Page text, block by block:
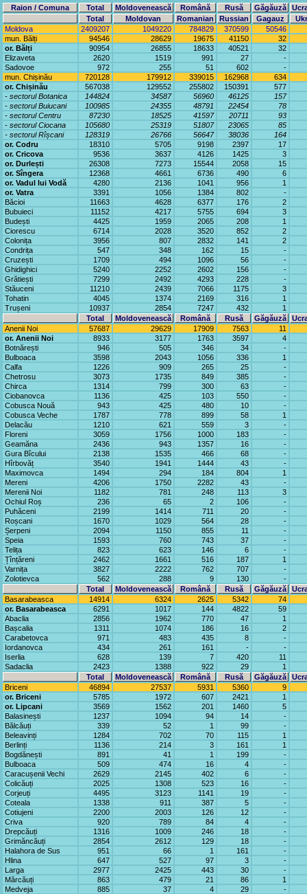
Raion / Comuna Total Moldovenească Română Rusă Găgăuză
Total
Moldovan Romanian Russian Gagauz
Moldova
2409207 1049220 784829 370599
50546
mun. Bălți
94546 28629 19675 41150
32
or. Bălți
90954 26855 18633 40521
32
Elizaveta
2620 1519 991 27
-
Sadovoe
972 255 51 602
-
mun. Chișinău
720128 179912 339015 162968
634
or. Chișinău
567038 129552 255802 150391
577
- sectorul Botanica
144824 34587 56960 46125
157
- sectorul Buiucani
100985 24355 48791 22454
78
- sectorul Centru
87230 18525 41597 20711
93
- sectorul Ciocana
105680 25319 51807 23065
85
- sectorul Rîșcani
128319 26766 56647 38036
164
or. Codru
18310 5705 9198 2397
17
or. Cricova
9536 3637 4126 1425
3
or. Durlești
26308 7273 15544 2058
15
or. Sîngera
12368 4661 6736 490
6
or. Vadul lui Vodă
4280 2136 1041 956
1
or. Vatra
3391 1056 1384 802
-
Băcioi
11663 4628 6377 176
2
Bubuieci
11152 4217 5755 694
3
Budești
4425 1959 2065 208
1
Ciorescu
6714 2028 3520 852
2
Colonița
3956 807 2832 141
2
Condrița
547 348 162 15
-
Cruzești
1709 494 1096 56
-
Ghidighici
5240 2252 2602 156
-
Grătiești
7299 2492 4293 228
-
Stăuceni
11210 2439 7066 1175
3
Tohatin
4045 1374 2169 316
1
Trușeni
10937 2854 7247 432
1
Total
Moldovenească Română Rusă Găgăuză
Anenii Noi
57687 29629 17909 7563
11
or. Anenii Noi
8933 3177 1763 3597
4
Botnărești
946 505 346 34
-
Bulboaca
3598 2043 1056 336
1
Calfa
1226 909 265 25
-
Chetrosu
3073 1735 849 385
-
Chirca
1314 799 300 63
-
Ciobanovca
1136 425 103 550
-
Cobusca Nouă
943 425 480 10
-
Cobusca Veche
1787 778 899 58
1
Delacău
1210 621 559 3
-
Floreni
3059 1756 1000 183
-
Geamăna
2436 943 1357 16
-
Gura Bîcului
2138 1535 466 68
-
Hîrbovăț
3540 1941 1444 43
-
Maximovca
1494 294 184 804
1
Mereni
4206 1750 2282 43
-
Merenii Noi
1182 781 248 113
3
Ochiul Roș
236 65 2 106
-
Puhăceni
2199 1414 711 20
-
Roșcani
1670 1029 564 28
-
Șerpeni
2094 1150 855 11
-
Speia
1593 760 743 37
-
Telița
823 623 146 6
-
Țînțăreni
2462 1661 516 187
1
Varnița
3827 2222 762 707
-
Zolotievca
562 288 9 130
-
Total
Moldovenească Română Rusă Găgăuză
Basarabeasca
14914 6324 2625 5342
74
or. Basarabeasca
6291 1017 144 4822
59
Abaclia
2856 1962 770 47
1
Bașcalia
1311 1074 186 16
2
Carabetovca
971 483 435 8
-
Iordanovca
434 261 161 -
-
Iserlia
628 139 7 420
11
Sadaclia
2423 1388 922 29
1
Total
Moldovenească Română Rusă Găgăuză
Briceni
46894 27537 5931 5360
9
or. Briceni
5785 1972 607 2421
1
or. Lipcani
3569 1562 201 1460
5
Balasinești
1237 1094 94 14
-
Bălcăuți
339 52 1 99
-
Beleavinți
1284 702 70 115
1
Berlinți
1136 214 3 161
1
Bogdănești
891 41 1 199
-
Bulboaca
509 474 16 4
-
Caracușenii Vechi
2629 2145 402 6
-
Colicăuți
2025 1308 523 16
-
Corjeuți
4495 3123 1141 19
-
Coteala
1338 911 387 5
-
Cotiujeni
2200 2003 126 12
-
Criva
920 789 84 4
-
Drepcăuți
1316 1009 246 18
-
Grimăncăuți
2854 2612 129 18
-
Halahora de Sus
951 66 1 161
-
Hlina
647 527 97 3
-
Larga
2977 2425 443 30
-
Mărcăuți
863 479 21 86
1
Medveja
885 37 4 29
-